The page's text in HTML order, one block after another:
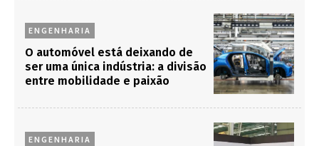
ENGENHARIA
O automóvel está deixando de
ser uma única indústria: a divisão
entre mobilidade e paixão
ENGENHARIA